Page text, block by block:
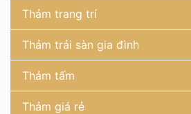
Thảm trang trí
Thảm trải sàn gia đình
Thảm tấm
Thảm giá rẻ